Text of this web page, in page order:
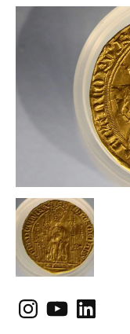
Instagram
YouTubeLinkedIn